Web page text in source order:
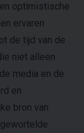
optimistische
ervaren
de tijd van de
niet alleen
media en de
en
bron van